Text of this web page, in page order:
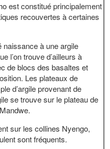
est constitué principalement
recouvertes à certaines
naissance à une argile
l’on trouve d’ailleurs à
de blocs des basaltes et
Les plateaux de
d’argile provenant de
se trouve sur le plateau de
sur les collines Nyengo,
sont fréquents.